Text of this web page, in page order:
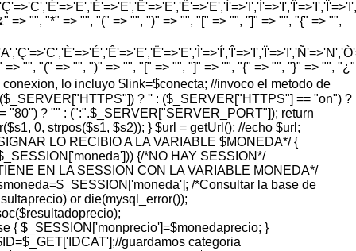
"", "*" => "", "(" => "", ")" => "", "[" => "", "]" => "", "{" => "",
"", "(" => "", ")" => "", "[" => "", "]" => "", "{" => "", "}" => "", "¿"
lo incluyo $link=$conecta; //invoco el metodo de
? '' : ($_SERVER["HTTPS"] == "on") ?
"80") ? "" : (":".$_SERVER["SERVER_PORT"]); return
0, strpos($s1, $s2)); } $url = getUrl(); //echo $url;
LO RECIBIO A LA VARIABLE $MONEDA*/ {
{/*NO HAY SESSION*/
EN LA SESSION CON LA VARIABLE MONEDA*/
/*Consultar la base de
or die(mysql_error());
{ $_SESSION['monprecio']=$monedaprecio; }
guardamos categoria